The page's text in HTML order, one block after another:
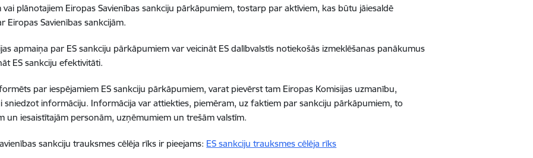
vai plānotajiem Eiropas Savienības sankciju pārkāpumiem, tostarp par aktīviem, kas būtu jāiesaldē
Eiropas Savienības sankcijām.
apmaiņa par ES sankciju pārkāpumiem var veicināt ES dalībvalstīs notiekošās izmeklēšanas panākumus
ES sankciju efektivitāti.
par iespējamiem ES sankciju pārkāpumiem, varat pievērst tam Eiropas Komisijas uzmanību,
sniedzot informāciju. Informācija var attiekties, piemēram, uz faktiem par sankciju pārkāpumiem, to
un iesaistītajām personām, uzņēmumiem un trešām valstīm.
sankciju trauksmes cēlēja rīks ir pieejams: ES sankciju trauksmes cēlēja rīks